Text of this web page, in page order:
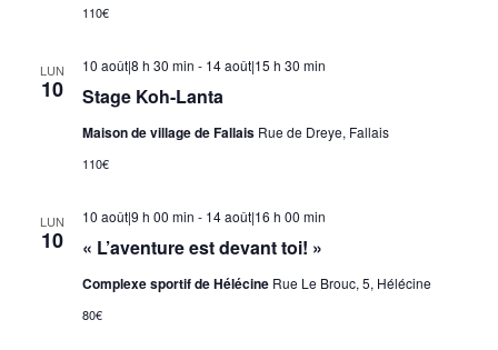
110€
LUN
10 Stage Koh-Lanta
10 août|8 h 30 min - 14 août|15 h 30 min
Maison de village de Fallais Rue de Dreye, Fallais
110€
LUN
10 « L’aventure est devant toi! »
10 août|9 h 00 min - 14 août|16 h 00 min
Complexe sportif de Hélécine Rue Le Brouc, 5, Hélécine
80€